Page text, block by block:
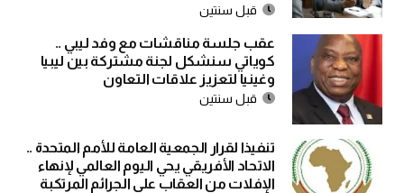
قبل سنتين
عقب جلسة مناقشات مع وفد ليبي ..
كوياتي سنشكل لجنة مشتركة بين ليبيا
وغينيا لتعزيز علاقات التعاون
قبل سنتين
تنفيذا لقرار الجمعية العامة للأمم المتحدة ..
الاتحاد الأفريقي يحي اليوم العالمي لإنهاء
الإفلات من العقاب على الجرائم المرتكبة